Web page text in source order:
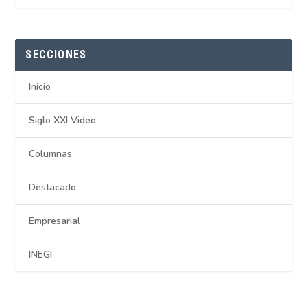
SECCIONES
Inicio
Siglo XXI Video
Columnas
Destacado
Empresarial
INEGI